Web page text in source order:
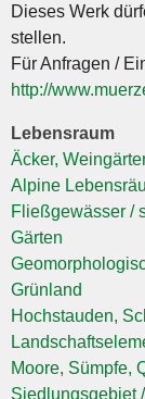
Dieses Werk
stellen.
Für Anfragen /
http://
Lebensraum
Äcker,
Alpine
Fließgewässer /
Gärten
Grünland
Hochstauden,
Moore, Sümpfe,
Siedlungsgebiet